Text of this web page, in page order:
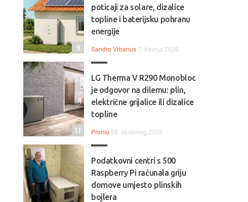
poticaji za solare, dizalice
topline i baterijsku pohranu
energije
Sandro Vrbanus 7. travnja 2026.
9
LG Therma V R290 Monobloc
je odgovor na dilemu: plin,
električne grijalice ili dizalice
topline
Promo 26. studenog 2025.
17
Podatkovni centri s 500
Raspberry Pi računala griju
domove umjesto plinskih
bojlera